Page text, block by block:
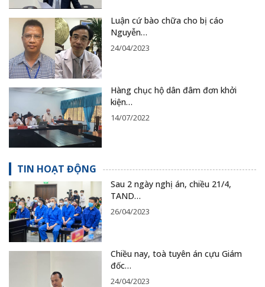
Luận cứ bào chữa cho bị cáo
Nguyễn…
24/04/2023
Hàng chục hộ dân đâm đơn khởi
kiện…
14/07/2022
TIN HOẠT ĐỘNG
Sau 2 ngày nghị án, chiều 21/4,
TAND…
26/04/2023
Chiều nay, toà tuyên án cựu Giám
đốc…
24/04/2023